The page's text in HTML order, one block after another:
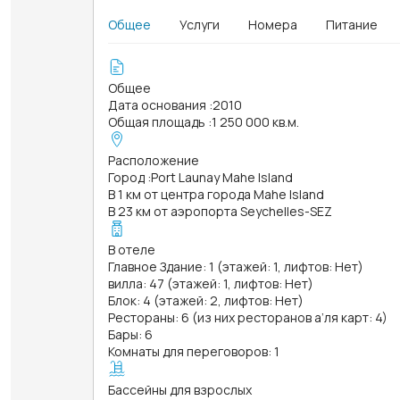
Общее Услуги Номера Питание
Общее
Дата основания :2010
Общая площадь :1 250 000 кв.м.
Расположение
Город :Port Launay Mahe Island
В 1 км от центра города Mahe Island
В 23 км от аэропорта Seychelles-SEZ
В отеле
Главное Здание: 1 (этажей: 1, лифтов: Нет)
вилла: 47 (этажей: 1, лифтов: Нет)
Блок: 4 (этажей: 2, лифтов: Нет)
Рестораны: 6 (из них ресторанов а’ля карт: 4)
Бары: 6
Комнаты для переговоров: 1
Бассейны для взрослых